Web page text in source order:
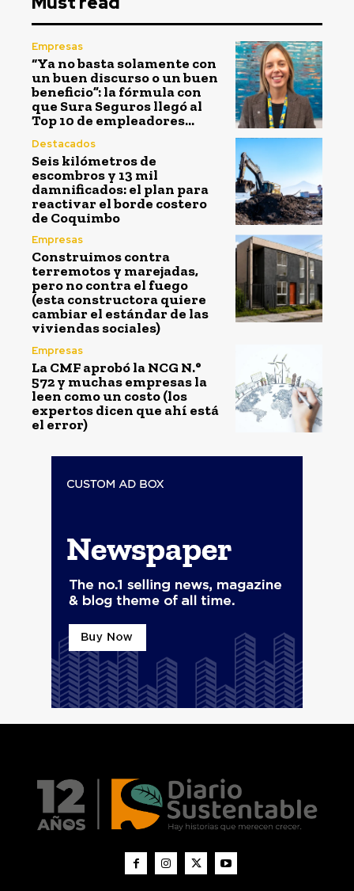
Empresas
“Ya no basta solamente con
un buen discurso o un buen
beneficio”: la fórmula con
que Sura Seguros llegó al
Top 10 de empleadores...
Destacados
Seis kilómetros de
escombros y 13 mil
damnificados: el plan para
reactivar el borde costero
de Coquimbo
Empresas
Construimos contra
terremotos y marejadas,
pero no contra el fuego
(esta constructora quiere
cambiar el estándar de las
viviendas sociales)
Empresas
La CMF aprobó la NCG N.°
572 y muchas empresas la
leen como un costo (los
expertos dicen que ahí está
el error)